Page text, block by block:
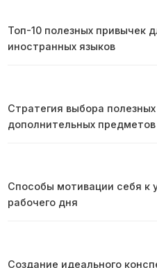
Топ-10 полезных привычек
иностранных языков
Стратегия выбора полезных
дополнительных
Способы мотивации себя к
рабочего дня
Создание идеального